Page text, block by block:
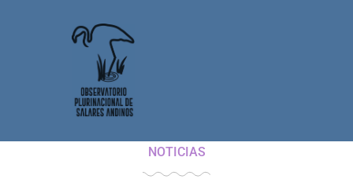
NOTICIAS